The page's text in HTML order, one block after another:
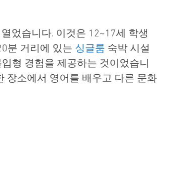
었습니다. 이것은 12~17세 학생
분 거리에 있는 싱글룸 숙박 시설
형 경험을 제공하는 것이었습니
장소에서 영어를 배우고 다른 문화